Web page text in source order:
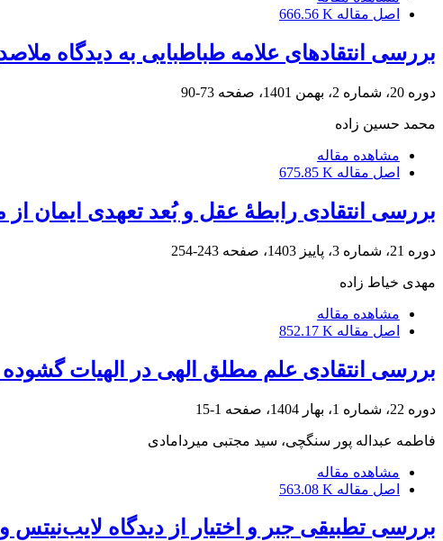
اصل مقاله 666.56 K
بررسی انتقادهای علامه طباطبایی به دیدگاه
دوره 20، شماره 2، بهمن 1401، صفحه 73-90
محمد حسین زاده
مشاهده مقاله
اصل مقاله 675.85 K
بررسی انتقادی رابطۀ عقل و بُعد تعهدی ایمان از
دوره 21، شماره 3، پاییز 1403، صفحه 243-254
مهدی خیاط زاده
مشاهده مقاله
اصل مقاله 852.17 K
بررسی انتقادی علم مطلق الهی در الهیات
دوره 22، شماره 1، بهار 1404، صفحه 1-15
فاطمه عبداله پور سنگچی، سید مجتبی میردامادی
مشاهده مقاله
اصل مقاله 563.08 K
بررسی تطبیقی جبر و اختیار از دیدگاه لایب‌نیتس